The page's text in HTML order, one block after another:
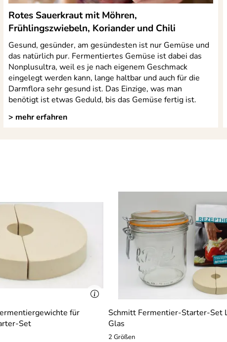
Rotes Sauerkraut mit Möhren,
Frühlingszwiebeln, Koriander und Chili
Gesund, gesünder, am gesündesten ist nur Gemüse und
das natürlich pur. Fermentiertes Gemüse ist dabei das
Nonplusultra, weil es je nach eigenem Geschmack
eingelegt werden kann, lange haltbar und auch für die
Darmflora sehr gesund ist. Das Einzige, was man
benötigt ist etwas Geduld, bis das Gemüse fertig ist.
> mehr erfahren
für
Set
Schmitt Fermentier-Starter-Set
Glas
2 Größen